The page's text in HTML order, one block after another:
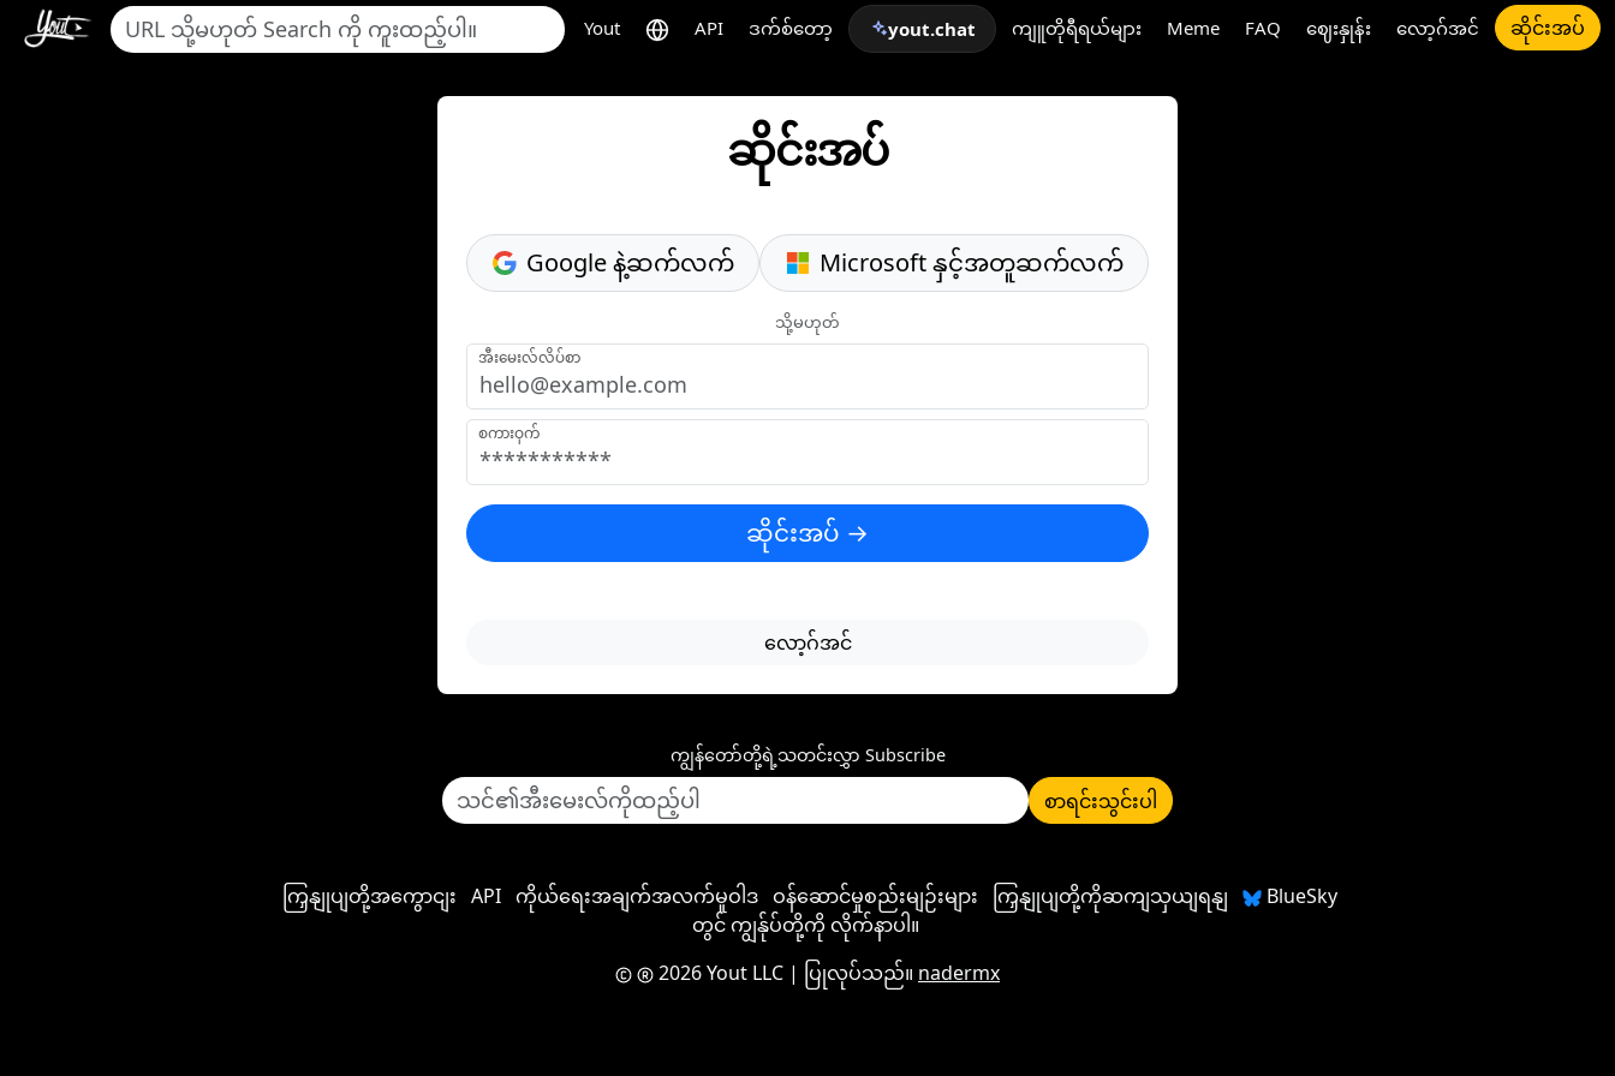
Yout API ဒက်စ်တော့ yout.chat ကျူတိုရီရယ်များ Meme FAQ ဈေးနှုန်း လော့ဂ်အင် ဆိုင်းအပ်
ဆိုင်းအပ်
Google နဲ့ဆက်လက် Microsoft နှင့်အတူဆက်လက်
သို့မဟုတ်
အီးမေးလ်လိပ်စာ
စကားဝှက်
ဆိုင်းအပ် →
လော့ဂ်အင်
ကျွန်တော်တို့ရဲ့သတင်းလွှာ Subscribe
စာရင်းသွင်းပါ
ကြှနျုပျတို့အကွောငျး API ကိုယ်ရေးအချက်အလက်မူဝါဒ ဝန်ဆောင်မှုစည်းမျဉ်းများ ကြှနျုပျတို့ကိုဆကျသှယျရနျ
BlueSky
တွင် ကျွန်ုပ်တို့ကို လိုက်နာပါ။
2026 Yout LLC | ပြုလုပ်သည်။ nadermx